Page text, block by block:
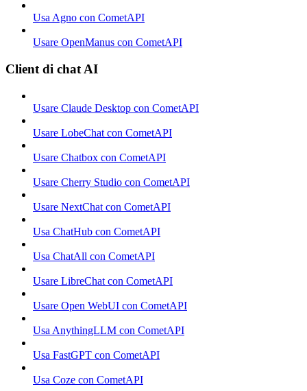
Usa Agno con CometAPI
Usare OpenManus con CometAPI
Client di chat AI
Usare Claude Desktop con CometAPI
Usare LobeChat con CometAPI
Usare Chatbox con CometAPI
Usare Cherry Studio con CometAPI
Usare NextChat con CometAPI
Usa ChatHub con CometAPI
Usa ChatAll con CometAPI
Usare LibreChat con CometAPI
Usare Open WebUI con CometAPI
Usa AnythingLLM con CometAPI
Usa FastGPT con CometAPI
Usa Coze con CometAPI